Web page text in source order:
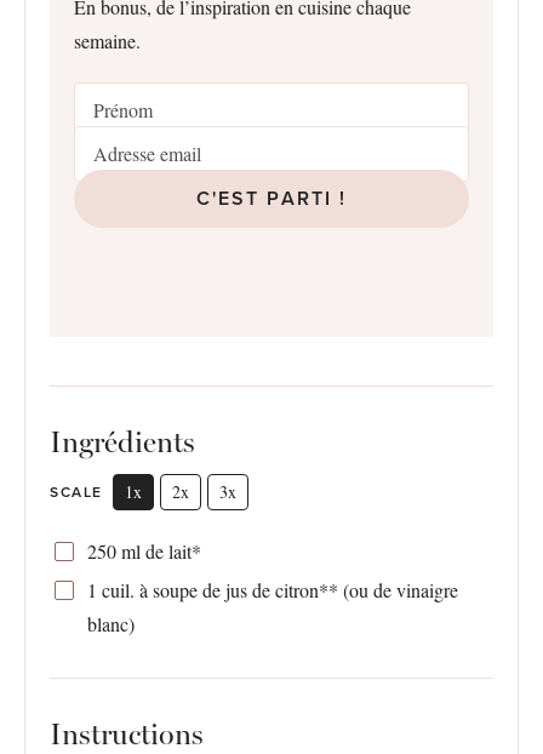
En bonus, de l’inspiration en cuisine chaque
semaine.
C'EST PARTI !
Ingrédients
SCALE 1x 2x 3x
250ml de lait*
1 cuil. à soupe de jus de citron** (ou de vinaigre
blanc)
Instructions